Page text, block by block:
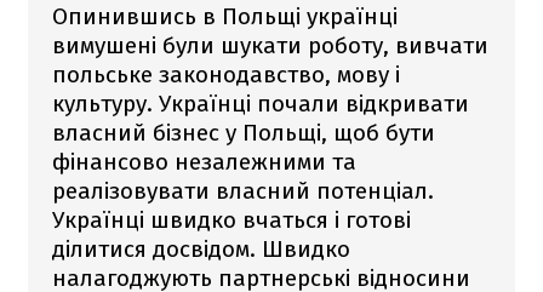
Опинившись в Польщі українці
вимушені були шукати роботу, вивчати
польське законодавство, мову і
культуру. Українці почали відкривати
власний бізнес у Польщі, щоб бути
фінансово незалежними та
реалізовувати власний потенціал.
Українці швидко вчаться і готові
ділитися досвідом. Швидко
налагоджують партнерські відносини